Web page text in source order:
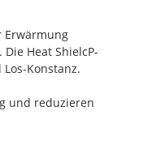
Erwärmung
Heat ShielcP-
Konstanz.
und reduzieren